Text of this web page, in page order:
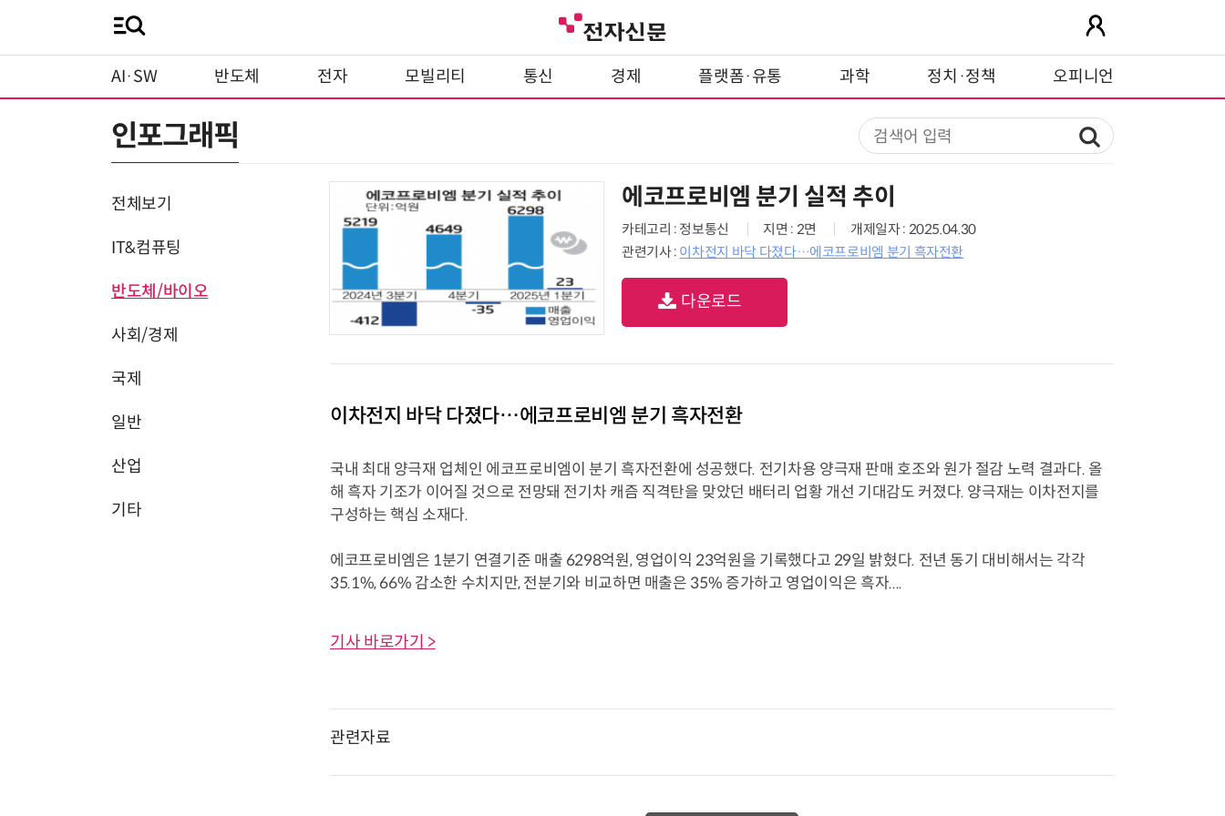
AI·SW 반도체 전자 모빌리티 통신 경제 플랫폼·유통 과학 정치·정책 오피니언
인포그래픽
전체보기
IT&컴퓨팅
반도체/바이오
사회/경제
국제
일반
산업
기타
에코프로비엠 분기 실적 추이
카테고리 : 정보통신 지면 : 2면
개제일자 : 2025.04.30
관련기사 : 이차전지 바닥 다졌다…에코프로비엠 분기 흑자전환
다운로드
이차전지 바닥 다졌다…에코프로비엠 분기 흑자전환
국내 최대 양극재 업체인 에코프로비엠이 분기 흑자전환에 성공했다. 전기차용 양극재 판매 호조와 원가 절감 노력 결과다. 올
해 흑자 기조가 이어질 것으로 전망돼 전기차 캐즘 직격탄을 맞았던 배터리 업황 개선 기대감도 커졌다. 양극재는 이차전지를
구성하는 핵심 소재다.
에코프로비엠은 1분기 연결기준 매출 6298억원, 영업이익 23억원을 기록했다고 29일 밝혔다. 전년 동기 대비해서는 각각
35.1%, 66% 감소한 수치지만, 전분기와 비교하면 매출은 35% 증가하고 영업이익은 흑자....
기사 바로가기 >
관련자료